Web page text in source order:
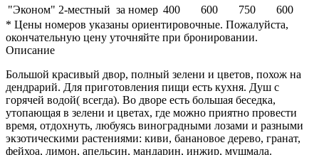
"Эконом" 2-местный за номер 400 600 750
600
* Цены номеров указаны ориентировочные. Пожалуйста,
окончательную цену уточняйте при бронировании.
Описание
Большой красивый двор, полный зелени и цветов, похож на
дендрарий. Для приготовления пищи есть кухня. Душ с
горячей водой( всегда). Во дворе есть большая беседка,
утопающая в зелени и цветах, где можно приятно провести
время, отдохнуть, любуясь виноградными лозами и разными
экзотическими растениями: киви, банановое дерево, гранат,
фейхоа, лимон, апельсин, мандарин, инжир, мушмала.